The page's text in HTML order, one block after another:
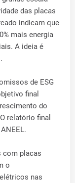
das placas
indicam que
mais energia
A ideia é
de ESG
final
do
relatório final
com placas
o
nas